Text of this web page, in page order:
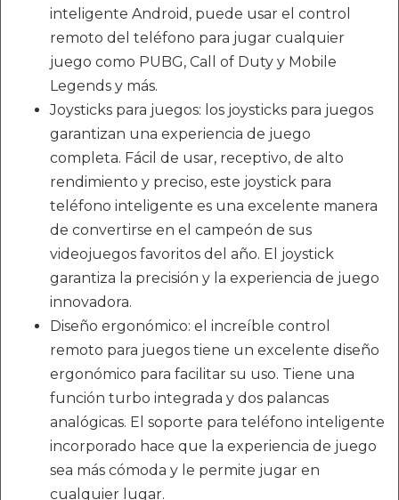
inteligente Android, puede usar el control
remoto del teléfono para jugar cualquier
juego como PUBG, Call of Duty y Mobile
Legends y más.
Joysticks para juegos: los joysticks para juegos
garantizan una experiencia de juego
completa. Fácil de usar, receptivo, de alto
rendimiento y preciso, este joystick para
teléfono inteligente es una excelente manera
de convertirse en el campeón de sus
videojuegos favoritos del año. El joystick
garantiza la precisión y la experiencia de juego
innovadora.
Diseño ergonómico: el increíble control
remoto para juegos tiene un excelente diseño
ergonómico para facilitar su uso. Tiene una
función turbo integrada y dos palancas
analógicas. El soporte para teléfono inteligente
incorporado hace que la experiencia de juego
sea más cómoda y le permite jugar en
cualquier lugar.